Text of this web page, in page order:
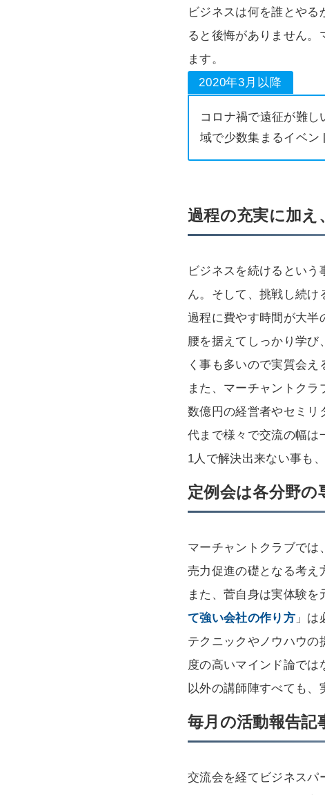
ビジネスは何を誰とや
ると後悔がありません
ます。
2020年3月以降
コロナ禍で遠征が難
域で少数集まるイベン
過程の充実に加え
ビジネスを続けるとい
ん。そして、挑戦し続け
過程に費やす時間が大半
腰を据えてしっかり学び
く事も多いので実質会え
また、マーチャントク
数億円の経営者やセミリ
代まで様々で交流の幅は
1人で解決出来ない事も
定例会は各分野の
マーチャントクラブでは
売力促進の礎となる考え
また、菅自身は実体験を
て強い会社の作り方 」は
テクニックやノウハウの
度の高いマインド論で
以外の講師陣すべても、
毎月の活動報告記
交流会を経てビジネスパ